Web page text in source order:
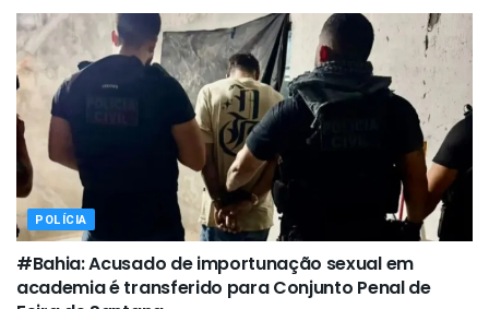
POLÍCIA
#Bahia: Acusado de importunação sexual em
academia é transferido para Conjunto Penal de